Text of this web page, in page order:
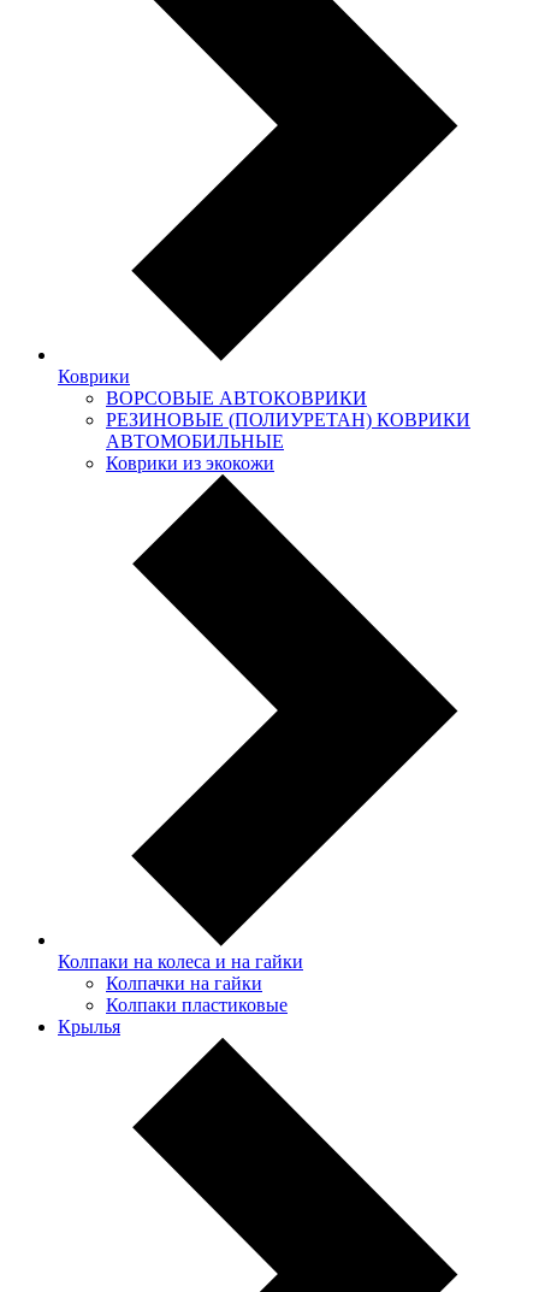
Коврики
ВОРСОВЫЕ АВТОКОВРИКИ
РЕЗИНОВЫЕ (ПОЛИУРЕТАН) КОВРИКИ
АВТОМОБИЛЬНЫЕ
Коврики из экокожи
Колпаки на колеса и на гайки
Колпачки на гайки
Колпаки пластиковые
Крылья